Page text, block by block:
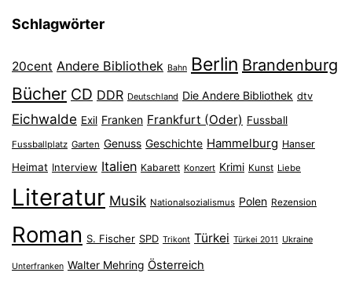
Schlagwörter
20cent Andere Bibliothek Bahn Berlin Brandenburg
Bücher CD DDR Deutschland Die Andere Bibliothek dtv
Eichwalde Exil Franken Frankfurt (Oder) Fussball
Fussballplatz Garten Genuss Geschichte Hammelburg Hanser
Heimat Interview Italien Kabarett Konzert Krimi Kunst Liebe
Literatur Musik Nationalsozialismus Polen Rezension
Roman S. Fischer SPD Trikont Türkei Türkei 2011 Ukraine
Unterfranken Walter Mehring Österreich